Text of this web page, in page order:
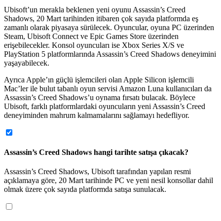
Ubisoft’un merakla beklenen yeni oyunu Assassin’s Creed
Shadows, 20 Mart tarihinden itibaren çok sayıda platformda eş
zamanlı olarak piyasaya sürülecek. Oyuncular, oyuna PC üzerinden
Steam, Ubisoft Connect ve Epic Games Store üzerinden
erişebilecekler. Konsol oyuncuları ise Xbox Series X/S ve
PlayStation 5 platformlarında Assassin’s Creed Shadows deneyimini
yaşayabilecek.
Ayrıca Apple’ın güçlü işlemcileri olan Apple Silicon işlemcili
Mac’ler ile bulut tabanlı oyun servisi Amazon Luna kullanıcıları da
Assassin’s Creed Shadows’u oynama fırsatı bulacak. Böylece
Ubisoft, farklı platformlardaki oyuncuların yeni Assassin’s Creed
deneyiminden mahrum kalmamalarını sağlamayı hedefliyor.
Assassin’s Creed Shadows hangi tarihte satışa çıkacak?
Assassin’s Creed Shadows, Ubisoft tarafından yapılan resmi
açıklamaya göre, 20 Mart tarihinde PC ve yeni nesil konsollar dahil
olmak üzere çok sayıda platformda satışa sunulacak.